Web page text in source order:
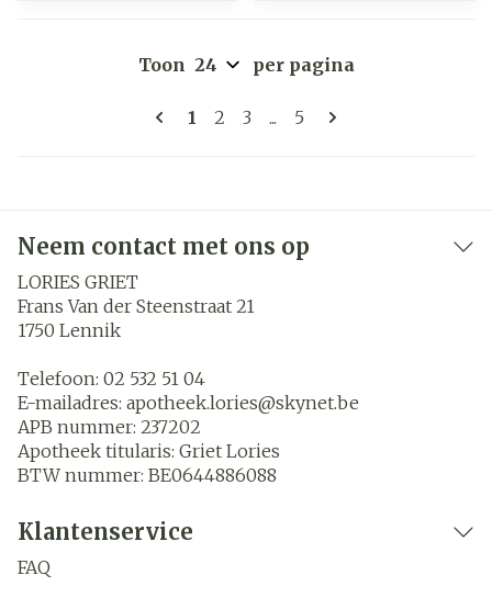
Pagina's
U lees momenteel pagina
1 Pagina
2 Pagina
3 ... Pagina
5
Toon per pagina
Neem contact met ons op
LORIES GRIET
Frans Van der Steenstraat 21
1750 Lennik
Telefoon: 02 532 51 04
E-mailadres: apotheek.lories@skynet.be
APB nummer: 237202
Apotheek titularis: Griet Lories
BTW nummer: BE0644886088
Klantenservice
FAQ